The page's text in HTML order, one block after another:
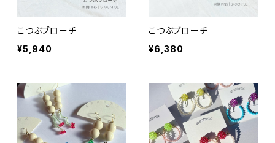
こつぶブローチ
¥5,940
こつぶブローチ
¥6,380